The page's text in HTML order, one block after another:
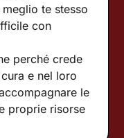
te stesso
con
perché crede
e nel loro
le
proprie risorse